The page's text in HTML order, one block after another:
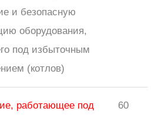
и безопасную
оборудования,
под избыточным
(котлов)
работающее под
60